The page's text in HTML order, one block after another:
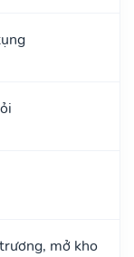
mở kho